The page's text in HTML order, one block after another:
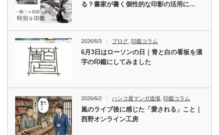
る？書家が書く個性的な印影の活用に…
2026/6/3 ブログ ,印鑑コラム
6月3日はローソンの日｜青と白の看板を漢
字の印鑑にしてみました
2026/6/2 ハンコ屋マンガ道場 印鑑コラム
嵐のライブ後に感じた「愛される」こと｜
西野オンライン工房